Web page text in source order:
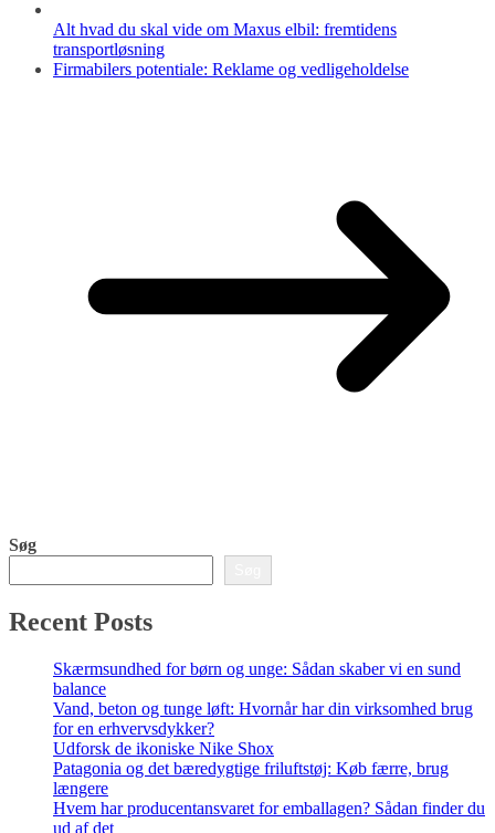
Alt hvad du skal vide om Maxus elbil: fremtidens
transportløsning
Firmabilers potentiale: Reklame og vedligeholdelse
Søg
Recent Posts
Skærmsundhed for børn og unge: Sådan skaber vi en sund
balance
Vand, beton og tunge løft: Hvornår har din virksomhed brug
for en erhvervsdykker?
Udforsk de ikoniske Nike Shox
Patagonia og det bæredygtige friluftstøj: Køb færre, brug
længere
Hvem har producentansvaret for emballagen? Sådan finder du
ud af det